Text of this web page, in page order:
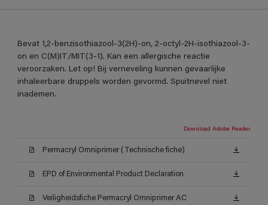
Bevat 1,2-benzisothiazool-3(2H)-on, 2-octyl-2H-isothiazool-3-
on en C(M)IT/MIT(3-1). Kan een allergische reactie
veroorzaken. Let op! Bij verneveling kunnen gevaarlijke
inhaleerbare druppels worden gevormd. Spuitnevel niet
inademen.
Download Adobe Reader
Permacryl Omniprimer (Technische fiche)
EPD of Environmental Product Declaration
Veiligheidsfiche Permacryl Omniprimer AC